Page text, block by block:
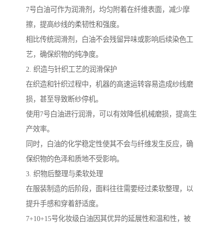
7号白油可作为润滑剂，均匀附着在纤维表面，减少摩
擦，提高纱线的柔韧性和强度。
相比传统润滑剂，白油不会残留异味或影响后续染色工
艺，确保织物的纯净度。
2. 织造与针织工艺的润滑保护
在织造和针织过程中，机器的高速运转容易造成纱线磨
损，甚至导致断纱停机。
使用7号白油进行润滑，可以有效降低机械磨损，提高生
产效率。
同时，白油的化学稳定性使其不会与纤维发生反应，确
保织物的色泽和质地不受影响。
3. 织物后整理与柔软处理
在服装制造的后阶段，面料往往需要经过柔软整理，以
提升手感和穿着舒适度。
7+10+15号化妆级白油因其优异的延展性和温和性，被